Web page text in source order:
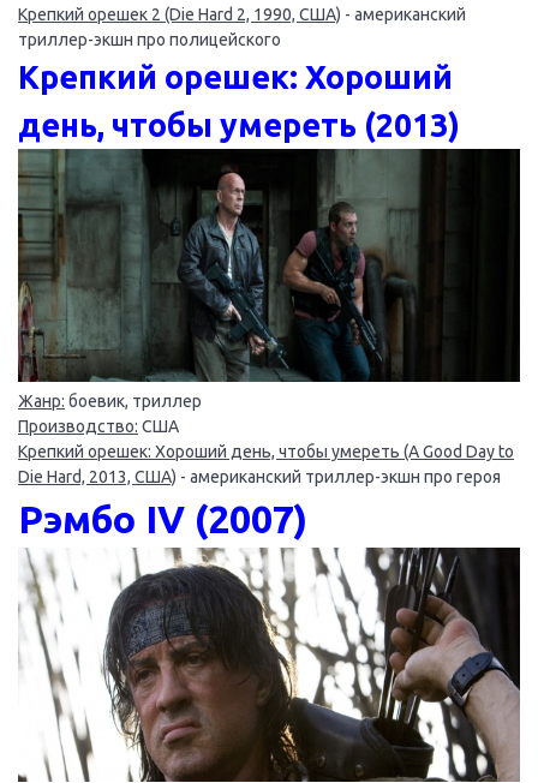
Крепкий орешек 2 (Die Hard 2, 1990, США) - американский
триллер-экшн про полицейского
Крепкий орешек: Хороший
день, чтобы умереть (2013)
Жанр: боевик, триллер
Производство: США
Крепкий орешек: Хороший день, чтобы умереть (A Good Day to
Die Hard, 2013, США) - американский триллер-экшн про героя
Рэмбо IV (2007)